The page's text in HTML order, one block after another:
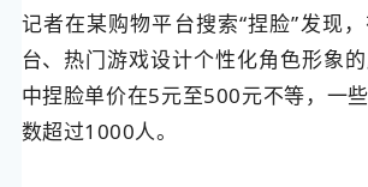
记者在某购物平台搜索“捏脸”发现
台、热门游戏设计个性化角色形象
中捏脸单价在5元至500元不等，一
数超过1000人。